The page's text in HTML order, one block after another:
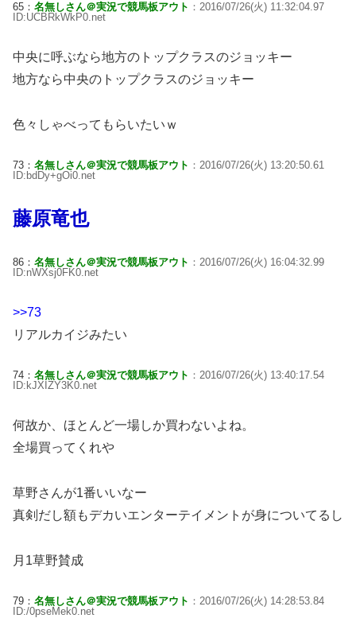
65： 名無しさん＠実況で競馬板アウト ：2016/07/26(火) 11:32:04.97
ID:UCBRkWkP0.net
中央に呼ぶなら地方のトップクラスのジョッキー
地方なら中央のトップクラスのジョッキー
色々しゃべってもらいたいｗ
73： 名無しさん＠実況で競馬板アウト ：2016/07/26(火) 13:20:50.61
ID:bdDy+gOi0.net
藤原竜也
86： 名無しさん＠実況で競馬板アウト ：2016/07/26(火) 16:04:32.99
ID:nWXsj0FK0.net
>>73
リアルカイジみたい
74： 名無しさん＠実況で競馬板アウト ：2016/07/26(火) 13:40:17.54
ID:kJXIZY3K0.net
何故か、ほとんど一場しか買わないよね。
全場買ってくれや
草野さんが1番いいなー
真剣だし額もデカいエンターテイメントが身についてるし
月1草野賛成
79： 名無しさん＠実況で競馬板アウト ：2016/07/26(火) 14:28:53.84
ID:/0pseMek0.net